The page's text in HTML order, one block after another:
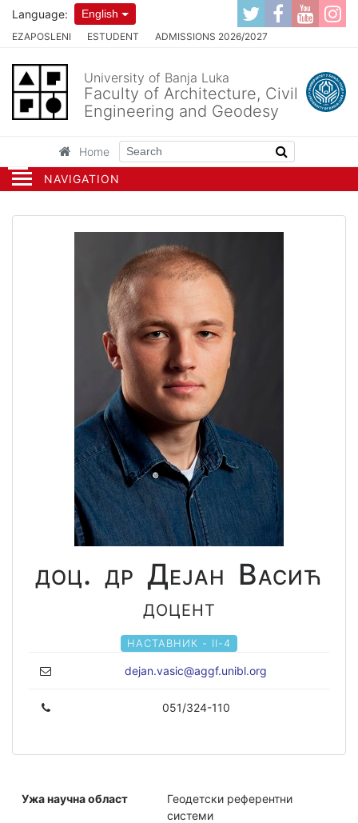
NAVIGATION
EZAPOSLENI ESTUDENT ADMISSIONS 2026/2027
Language: English
University of Banja Luka
Faculty of Architecture, Civil
Engineering and Geodesy
Home
доц. др Дејан Васић
доцент
НАСТАВНИК - II-4
dejan.vasic@aggf.unibl.org
051/324-110
Ужа научна област
Геодетски референтни
системи